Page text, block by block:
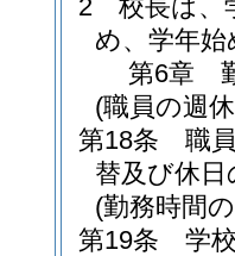
2
校長は、
め、学年
第6章
(職員の週
第18条
職
替及び休
(勤務時間
第19条
学